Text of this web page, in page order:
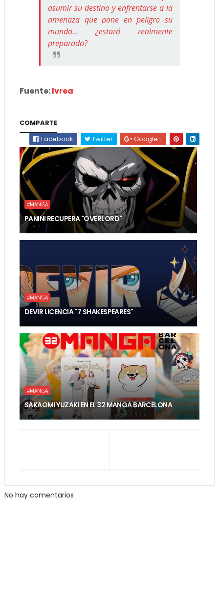
asumir su destino y enfrentarse a la
amenaza que pone en peligro su
mundo... ¿estará realmente
preparado?
Fuente:Ivrea
COMPARTE
Facebook
Twitter Google+
#MANGA
PANINI RECUPERA "OVERLORD"
#MANGA
DEVIR LICENCIA "7 SHAKESPEARES"
#MANGA
SAKAOMI YUZAKI EN EL 32 MANGA BARCELONA
No hay comentarios